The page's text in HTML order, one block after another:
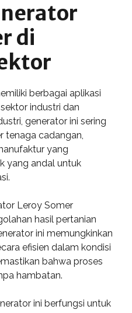
di
berbagai aplikasi
industri dan
generator ini sering
tenaga cadangan,
yang
yang andal untuk
Leroy Somer
hasil pertanian
ini memungkinkan
efisien dalam kondisi
bahwa proses
hambatan.
ini berfungsi untuk